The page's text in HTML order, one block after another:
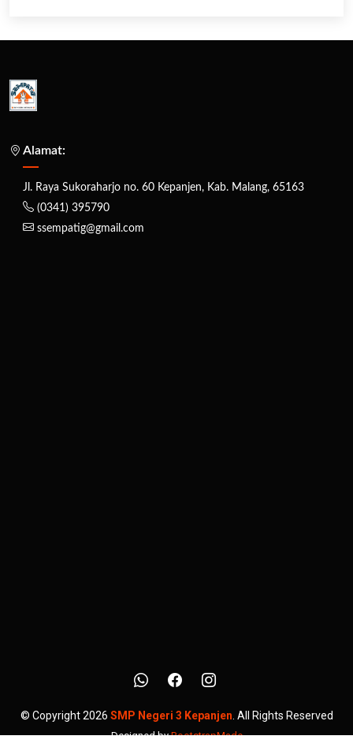
Alamat:
Jl. Raya Sukoraharjo no. 60 Kepanjen, Kab. Malang, 65163
(0341) 395790
ssempatig@gmail.com
© Copyright 2026 SMP Negeri 3 Kepanjen . All Rights Reserved
Designed byBootstrapMade